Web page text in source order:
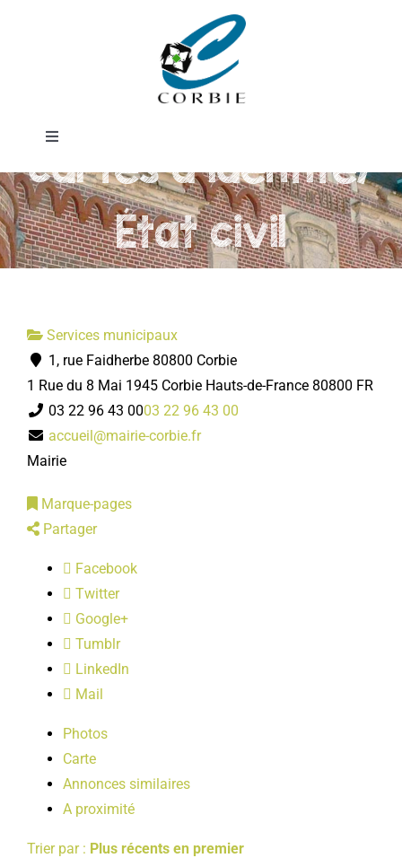
Toggle
Mairie
DÉMARCHES ADMINISTRATIVES
PRATIQUE
LOISIRS
Service
passeports et
cartes d'identité/
État civil
Services municipaux
1, rue Faidherbe 80800 Corbie
1 Rue du 8 Mai 1945 Corbie Hauts-de-France 80800 FR
03 22 96 43 0003 22 96 43 00
accueil@mairie-corbie.fr
Mairie
Marque-pages
Partager
Facebook
Twitter
Google+
Tumblr
LinkedIn
Mail
Photos
Carte
Annonces similaires
A proximité
Trier par : Plus récents en premier